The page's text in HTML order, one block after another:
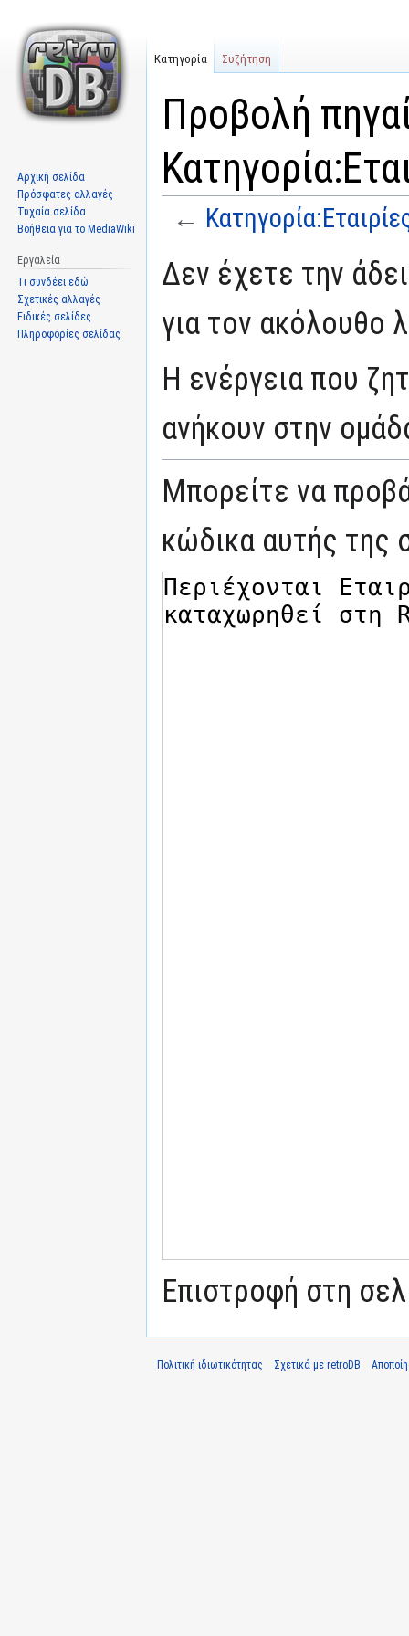
Προβολή
←
στην
στην
Δεν έχετε την
για τον ακόλουθο
Η ενέργεια που
ανήκουν στην
Μπορείτε να
κώδικα αυτής της
Επιστροφή στη
Κατηγορία Συζήτηση
Αρχική σελίδα
Πρόσφατες αλλαγές
Τυχαία σελίδα
Βοήθεια για το MediaWiki
Εργαλεία
Τι συνδέει εδώ
Σχετικές αλλαγές
Ειδικές σελίδες
Πληροφορίες σελίδας
Πολιτική ιδιωτικότητας Σχετικά με retroDB